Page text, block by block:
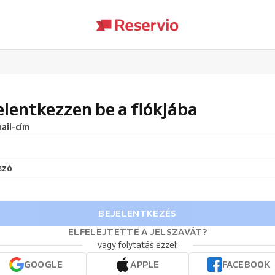
be a fiókjába
cím
BEJELENTKEZÉS
ELFELEJTETTE A JELSZAVÁT?
vagy folytatás ezzel:
GOOGLE
APPLE
FACEBOOK